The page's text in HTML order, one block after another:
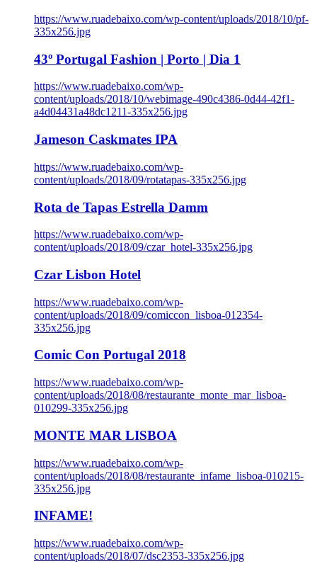
https://www.ruadebaixo.com/wp-content/uploads/2018/10/pf-
335x256.jpg
43º Portugal Fashion | Porto | Dia 1
https://www.ruadebaixo.com/wp-
content/uploads/2018/10/webimage-490c4386-0d44-42f1-
a4d04431a48dc1211-335x256.jpg
Jameson Caskmates IPA
https://www.ruadebaixo.com/wp-
content/uploads/2018/09/rotatapas-335x256.jpg
Rota de Tapas Estrella Damm
https://www.ruadebaixo.com/wp-
content/uploads/2018/09/czar_hotel-335x256.jpg
Czar Lisbon Hotel
https://www.ruadebaixo.com/wp-
content/uploads/2018/09/comiccon_lisboa-012354-
335x256.jpg
Comic Con Portugal 2018
https://www.ruadebaixo.com/wp-
content/uploads/2018/08/restaurante_monte_mar_lisboa-
010299-335x256.jpg
MONTE MAR LISBOA
https://www.ruadebaixo.com/wp-
content/uploads/2018/08/restaurante_infame_lisboa-010215-
335x256.jpg
INFAME!
https://www.ruadebaixo.com/wp-
content/uploads/2018/07/dsc2353-335x256.jpg